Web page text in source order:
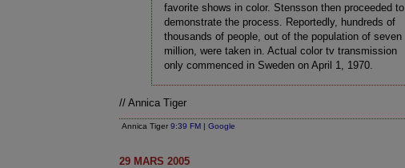
favorite shows in color. Stensson then proceeded to
demonstrate the process. Reportedly, hundreds of
thousands of people, out of the population of seven
million, were taken in. Actual color tv transmission
only commenced in Sweden on April 1, 1970.
// Annica Tiger
Annica Tiger9:39 FM |Google
29 MARS 2005